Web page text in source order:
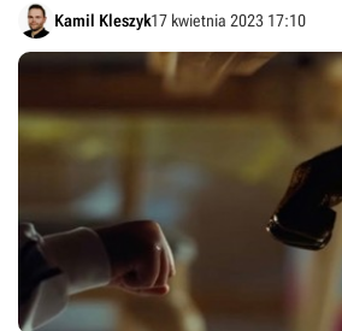
Kamil Kleszyk17 kwietnia 2023 17:10